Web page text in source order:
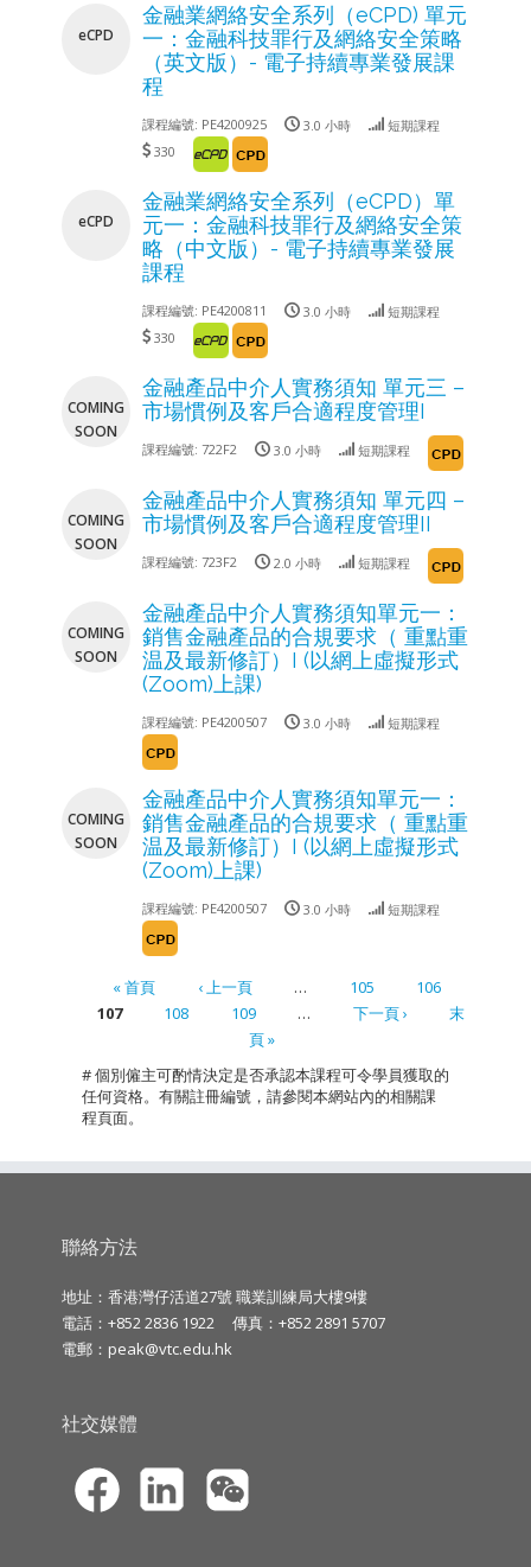
eCPD
金融業網絡安全系列（eCPD) 單元
一：金融科技罪行及網絡安全策略
（英文版）- 電子持續專業發展課
程
課程編號: PE4200925 3.0 小時
短期課程
330
eCPD
金融業網絡安全系列（eCPD）單
元一：金融科技罪行及網絡安全策
略（中文版）- 電子持續專業發展
課程
課程編號: PE4200811 3.0 小時
短期課程
330
COMING
SOON
金融產品中介人實務須知 單元三 –
市場慣例及客戶合適程度管理I
課程編號: 722F2 3.0 小時 短期課程
COMING
SOON
金融產品中介人實務須知 單元四 –
市場慣例及客戶合適程度管理II
課程編號: 723F2 2.0 小時 短期課程
COMING
SOON
金融產品中介人實務須知單元一：
銷售金融產品的合規要求（ 重點重
温及最新修訂）I (以網上虛擬形式
(Zoom)上課)
課程編號: PE4200507 3.0 小時 短期課程
COMING
SOON
金融產品中介人實務須知單元一：
銷售金融產品的合規要求（ 重點重
温及最新修訂）I (以網上虛擬形式
(Zoom)上課)
課程編號: PE4200507 3.0 小時 短期課程
Pages
« 首頁 ‹ 上一頁 … 105
106
107
108 109 … 下一頁 ›
末
頁 »
# 個別僱主可酌情決定是否承認本課程可令學員獲取的
任何資格。有關註冊編號，請參閱本網站內的相關課
程頁面。
聯絡方法
地址：香港灣仔活道27號 職業訓練局大樓9樓
電話：+852 2836 1922
傳真：+852 2891 5707
電郵： peak@vtc.edu.hk
社交媒體